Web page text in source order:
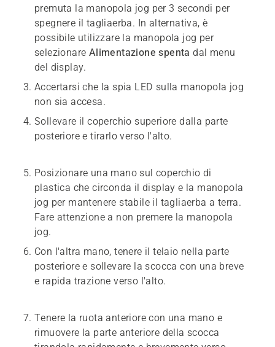
premuta la manopola jog per 3 secondi per
spegnere il tagliaerba. In alternativa, è
possibile utilizzare la manopola jog per
selezionare Alimentazione spenta dal menu
del display.
Accertarsi che la spia LED sulla manopola jog
non sia accesa.
Sollevare il coperchio superiore dalla parte
posteriore e tirarlo verso l'alto.
Posizionare una mano sul coperchio di
plastica che circonda il display e la manopola
jog per mantenere stabile il tagliaerba a terra.
Fare attenzione a non premere la manopola
jog.
Con l'altra mano, tenere il telaio nella parte
posteriore e sollevare la scocca con una breve
e rapida trazione verso l'alto.
Tenere la ruota anteriore con una mano e
rimuovere la parte anteriore della scocca